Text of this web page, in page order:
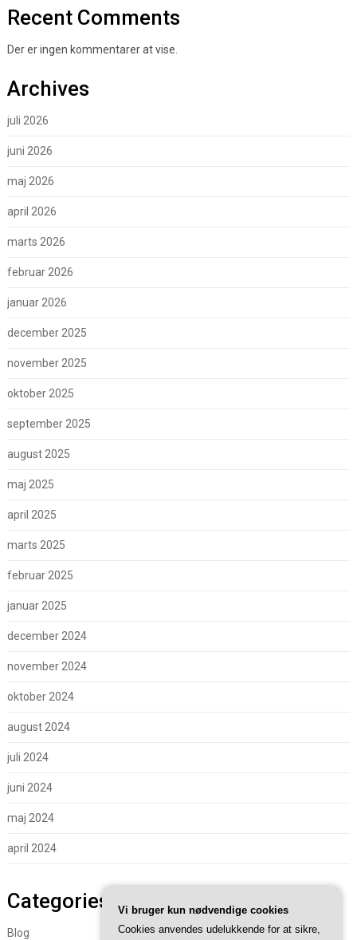
Recent Comments
Der er ingen kommentarer at vise.
Archives
juli 2026
juni 2026
maj 2026
april 2026
marts 2026
februar 2026
januar 2026
december 2025
november 2025
oktober 2025
september 2025
august 2025
maj 2025
april 2025
marts 2025
februar 2025
januar 2025
december 2024
november 2024
oktober 2024
august 2024
juli 2024
juni 2024
maj 2024
april 2024
Categories
Blog
Vi bruger kun nødvendige cookies
Cookies anvendes udelukkende for at sikre,